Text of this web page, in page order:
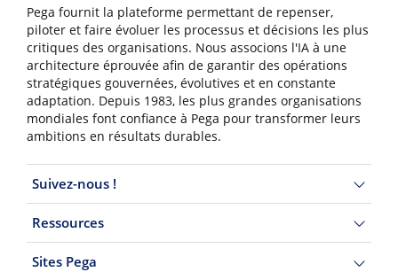
Pega fournit la plateforme permettant de repenser,
piloter et faire évoluer les processus et décisions les plus
critiques des organisations. Nous associons l'IA à une
architecture éprouvée afin de garantir des opérations
stratégiques gouvernées, évolutives et en constante
adaptation. Depuis 1983, les plus grandes organisations
mondiales font confiance à Pega pour transformer leurs
ambitions en résultats durables.
Suivez-nous !
Ressources
Sites Pega